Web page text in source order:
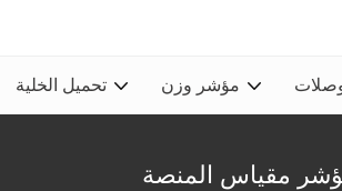
تحميل الخلية مؤشر وزن
مقياس المنصة